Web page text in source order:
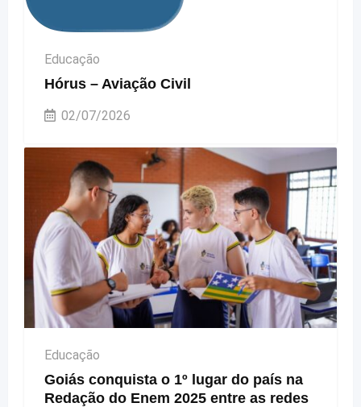
Educação
Hórus – Aviação Civil
02/07/2026
Educação
Goiás conquista o 1º lugar do país na
Redação do Enem 2025 entre as redes